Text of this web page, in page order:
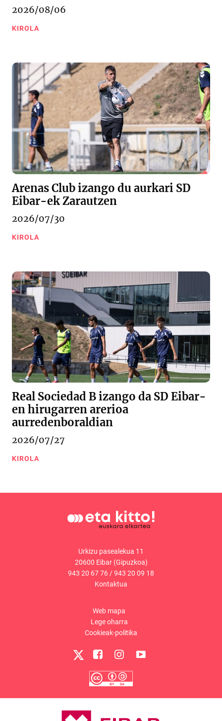
2026/08/06
KIROLA
Arenas Club izango du aurkari SD
Eibar-ek Zarautzen
2026/07/30
KIROLA
Real Sociedad B izango da SD Eibar-
en hirugarren arerioa
aurredenboraldian
2026/07/27
KIROLA
Urkizu pasealekua 11
20600 Eibar (Gipuzkoa)
943 20 67 76 /943 20 09 18
Kontaktua
Web mapa
Lege oharra
Cookieak-politika